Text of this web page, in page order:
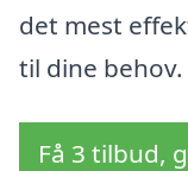
det mest
til dine behov.
Få 3 tilbud,